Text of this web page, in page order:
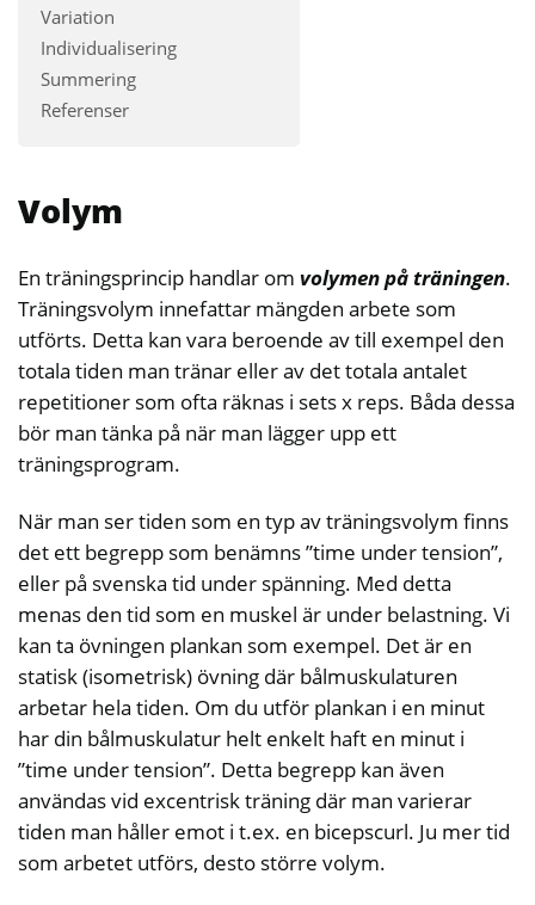
Variation
Individualisering
Summering
Referenser
Volym
En träningsprincip handlar om volymen på träningen.
Träningsvolym innefattar mängden arbete som
utförts. Detta kan vara beroende av till exempel den
totala tiden man tränar eller av det totala antalet
repetitioner som ofta räknas i sets x reps. Båda dessa
bör man tänka på när man lägger upp ett
träningsprogram.
När man ser tiden som en typ av träningsvolym finns
det ett begrepp som benämns ”time under tension”,
eller på svenska tid under spänning. Med detta
menas den tid som en muskel är under belastning. Vi
kan ta övningen plankan som exempel. Det är en
statisk (isometrisk) övning där bålmuskulaturen
arbetar hela tiden. Om du utför plankan i en minut
har din bålmuskulatur helt enkelt haft en minut i
”time under tension”. Detta begrepp kan även
användas vid excentrisk träning där man varierar
tiden man håller emot i t.ex. en bicepscurl. Ju mer tid
som arbetet utförs, desto större volym.